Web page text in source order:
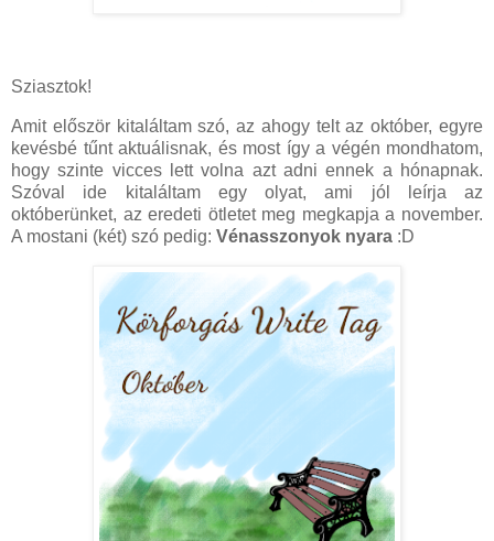
Sziasztok!
Amit először kitaláltam szó, az ahogy telt az október, egyre
kevésbé tűnt aktuálisnak, és most így a végén mondhatom,
hogy szinte vicces lett volna azt adni ennek a hónapnak.
Szóval ide kitaláltam egy olyat, ami jól leírja az
októberünket, az eredeti ötletet meg megkapja a november.
A mostani (két) szó pedig: Vénasszonyok nyara :D